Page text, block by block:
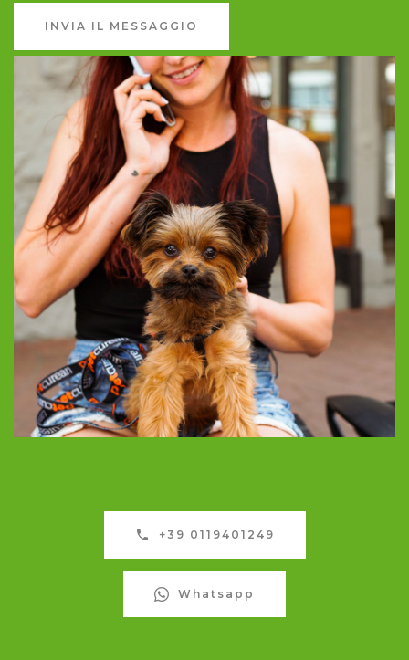
INVIA IL MESSAGGIO
+39 0119401249
Whatsapp